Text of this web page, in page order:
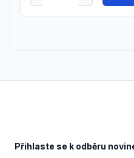
Přihlaste se k odběru